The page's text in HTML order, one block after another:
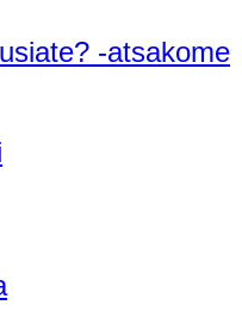
-atsakome